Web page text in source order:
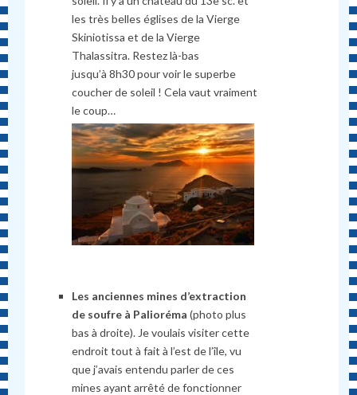
les très belles églises de la Vierge
Skiniotissa et de la Vierge
Thalassitra. Restez là-bas
jusqu’à 8h30 pour voir le superbe
coucher de soleil ! Cela vaut vraiment
le coup…
Les anciennes mines d’extraction
de soufre à Palioréma (photo plus
bas à droite). Je voulais visiter cette
endroit toutà faità l’est de l’île, vu
que j’avais entendu parler de ces
mines ayant arrêté de fonctionner